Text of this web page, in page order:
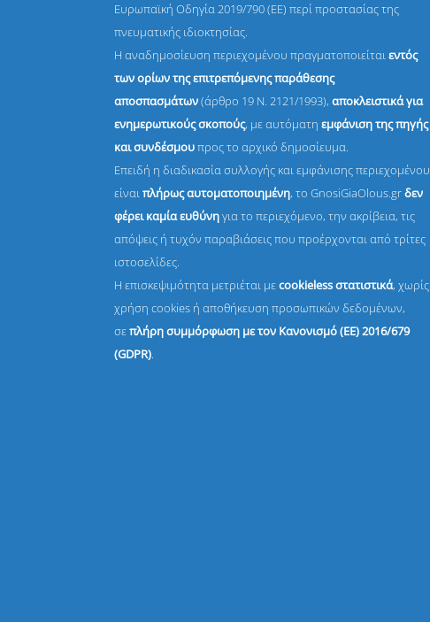
Ευρωπαϊκή Οδηγία 2019/790 (ΕΕ) περί προστασίας της
πνευματικής ιδιοκτησίας.
Η αναδημοσίευση περιεχομένου πραγματοποιείταιεντός
των ορίων της επιτρεπόμενης παράθεσης
αποσπασμάτων(άρθρο 19 Ν. 2121/1993), αποκλειστικά για
ενημερωτικούς σκοπούς, με αυτόματηεμφάνιση της πηγής
και συνδέσμουπρος το αρχικό δημοσίευμα.
Επειδή η διαδικασία συλλογής και εμφάνισης περιεχομένου
είναιπλήρως αυτοματοποιημένη, το GnosiGiaOlous.grδεν
φέρει καμία ευθύνηγια το περιεχόμενο, την ακρίβεια, τις
απόψεις ή τυχόν παραβιάσεις που προέρχονται από τρίτες
ιστοσελίδες.
Η επισκεψιμότητα μετριέται μεcookieless στατιστικά, χωρίς
χρήση cookies ή αποθήκευση προσωπικών δεδομένων,
σεπλήρη συμμόρφωση με τον Κανονισμό (ΕΕ) 2016/679
(GDPR).